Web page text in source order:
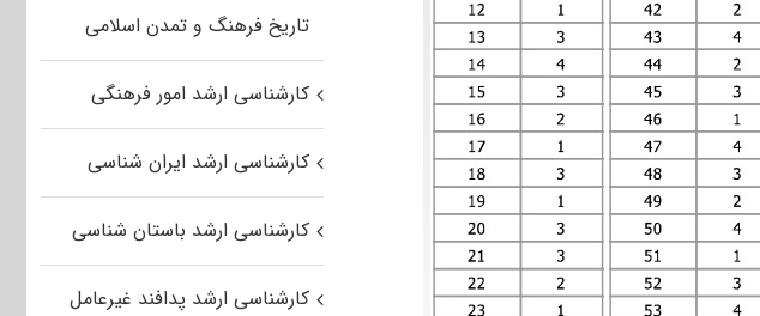
تاریخ فرهنگ و تمدن اسلامی
کارشناسی ارشد امور فرهنگی
کارشناسی ارشد ایران شناسی
کارشناسی ارشد باستان شناسی
کارشناسی ارشد پدافند غیرعامل